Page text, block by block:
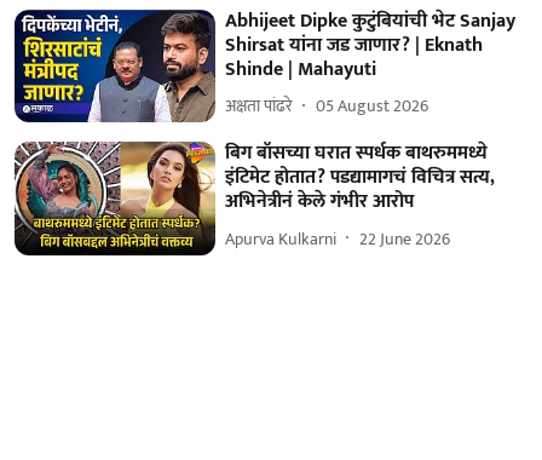
Abhijeet Dipke कुटुंबियांची भेट Sanjay
Shirsat यांना जड जाणार? | Eknath
Shinde | Mahayuti
अक्षता पांढरे 05 August 2026
बिग बॉसच्या घरात स्पर्धक बाथरुममध्ये
इंटिमेट होतात? पडद्यामागचं विचित्र सत्य,
अभिनेत्रीनं केले गंभीर आरोप
Apurva Kulkarni 22 June 2026